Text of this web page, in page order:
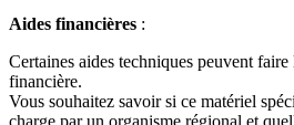
Aides financières :
Certaines aides techniques peuvent
financière.
Vous souhaitez savoir si ce matériel
charge par un organisme régional et